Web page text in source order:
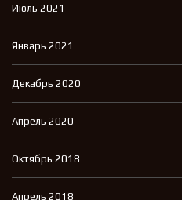
Июль 2021
Январь 2021
Декабрь 2020
Апрель 2020
Октябрь 2018
Апрель 2018